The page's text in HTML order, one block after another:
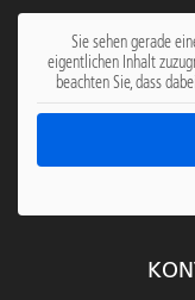
Sie sehen gerade
eigentlichen Inhalt
beachten Sie, dass